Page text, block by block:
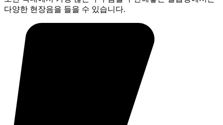
다양한 현장음을 들을 수 있습니다.